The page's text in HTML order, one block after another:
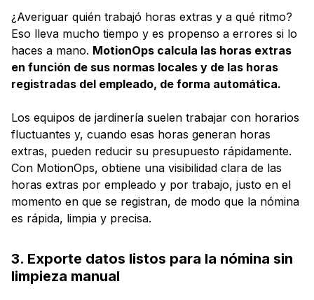
¿Averiguar quién trabajó horas extras y a qué ritmo?
Eso lleva mucho tiempo y es propenso a errores si lo
haces a mano. MotionOps calcula las horas extras
en función de sus normas locales y de las horas
registradas del empleado, de forma automática.
Los equipos de jardinería suelen trabajar con horarios
fluctuantes y, cuando esas horas generan horas
extras, pueden reducir su presupuesto rápidamente.
Con MotionOps, obtiene una visibilidad clara de las
horas extras por empleado y por trabajo, justo en el
momento en que se registran, de modo que la nómina
es rápida, limpia y precisa.
3. Exporte datos listos para la nómina sin
limpieza manual